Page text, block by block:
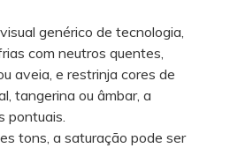
genérico de tecnologia,
com neutros quentes,
aveia, e restrinja cores de
tangerina ou âmbar, a
pontuais.
tons, a saturação pode ser